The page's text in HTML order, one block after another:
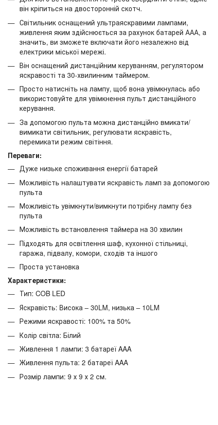
він кріпиться на двосторонній скотч.
Світильник оснащений ультраяскравими лампами,
живлення яким здійснюється за рахунок батарей ААА, а
значить, ви зможете включати його незалежно від
електрики міської мережі.
Він оснащений дистанційним керуванням, регулятором
яскравості та 30-хвилинним таймером.
Просто натисніть на лампу, щоб вона увімкнулась або
використовуйте для увімкнення пульт дистанційного
керування.
За допомогою пульта можна дистанційно вмикати/
вимикати світильник, регулювати яскравість,
перемикати режим світіння.
Переваги:
Дуже низьке споживання енергії батарей
Можливість налаштувати яскравість ламп за допомогою
пульта
Можливість увімкнути/вимкнути потрібну лампу без
пульта
Можливість встановлення таймера на 30 хвилин
Підходять для освітлення шаф, кухонної стільниці,
гаража, підвалу, комори, сходів та іншого
Проста установка
Характеристики:
Тип: COB LED
Яскравість: Висока – 30LM, низька – 10LM
Режими яскравості: 100% та 50%
Колір світла: Білий
Живлення 1 лампи: 3 батареї AAA
Живлення пульта: 2 батареї AAA
Розмір лампи: 9 х 9 х 2 см.